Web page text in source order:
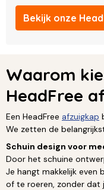
Bekijk onze
Waarom
HeadFree
Een HeadFree afzuigkap
We zetten de
Schuin design voor
Door het schuine
Je hangt makkelijk even
of te roeren, zonder dat